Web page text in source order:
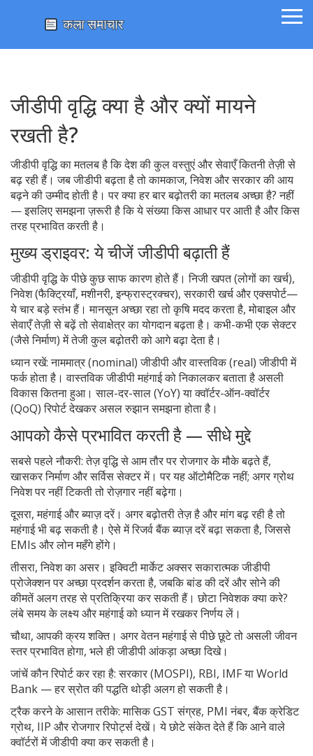
जीडीपी वृद्धि क्या है और क्यों मायने
रखती है?
जीडीपी वृद्धि का मतलब है कि देश की कुल वस्तुएं और सेवाएँ कितनी तेज़ी से
बढ़ रही हैं। जब जीडीपी बढ़ता है तो कामकाज, निवेश और सरकार की आय
बढ़ने की उम्मीद होती है। पर क्या हर बार बढ़ोतरी का मतलब अच्छा है? नहीं
— इसलिए समझना ज़रूरी है कि ये संख्या किस आधार पर आती है और किस
तरह प्रभावित करती है।
मुख्य ड्राइवर: ये चीजें जीडीपी बढ़ाती हैं
जीडीपी वृद्धि के पीछे कुछ साफ कारण होते हैं। निजी खपत (लोगों का खर्च),
निवेश (फैक्ट्रियाँ, मशीनरी, इन्फ्रास्ट्रक्चर), सरकारी खर्च और एक्सपोर्ट—
ये चार बड़े स्तंभ हैं। मानसून अच्छा रहा तो कृषि मदद करता है, मोबाइल और
सेवाएँ तेज़ी से बढ़ें तो सेवाक्षेत्र का योगदान बढ़ता है। कभी-कभी एक सेक्टर
(जैसे निर्माण) में तेजी कुल बढ़ोतरी को आगे बढ़ा देता है।
ध्यान रखें: नाममात्र (nominal) जीडीपी और वास्तविक (real) जीडीपी में
फर्क होता है। वास्तविक जीडीपी महंगाई को निकालकर बताता है असली
विकास कितना हुआ। साल-दर-साल (YoY) या क्वॉर्टर-ऑन-क्वॉर्टर
(QoQ) रिपोर्ट देखकर असल रुझान समझना होता है।
आपको कैसे प्रभावित करती है — सीधे मुद्दे
सबसे पहले नौकरी: तेज़ वृद्धि से आम तौर पर रोजगार के मौके बढ़ते हैं,
खासकर निर्माण और सर्विस सेक्टर में। पर यह ऑटोमैटिक नहीं; अगर ग्रोथ
निवेश पर नहीं टिकती तो रोज़गार नहीं बढ़ेगा।
दूसरा, महंगाई और ब्याज़ दरें। अगर बढ़ोतरी तेज़ है और मांग बढ़ रही है तो
महंगाई भी बढ़ सकती है। ऐसे में रिजर्व बैंक ब्याज़ दरें बढ़ा सकता है, जिससे
EMIs और लोन महँगे होंगे।
तीसरा, निवेश का असर। इक्विटी मार्केट अक्सर सकारात्मक जीडीपी
प्रोजेक्शन पर अच्छा प्रदर्शन करता है, जबकि बांड की दरें और सोने की
कीमतें अलग तरह से प्रतिक्रिया कर सकती हैं। छोटा निवेशक क्या करे?
लंबे समय के लक्ष्य और महंगाई को ध्यान में रखकर निर्णय लें।
चौथा, आपकी क्रय शक्ति। अगर वेतन महंगाई से पीछे छूटे तो असली जीवन
स्तर प्रभावित होगा, भले ही जीडीपी आंकड़ा अच्छा दिखे।
जांचें कौन रिपोर्ट कर रहा है: सरकार (MOSPI), RBI, IMF या World
Bank — हर स्रोत की पद्धति थोड़ी अलग हो सकती है।
ट्रैक करने के आसान तरीके: मासिक GST संग्रह, PMI नंबर, बैंक क्रेडिट
ग्रोथ, IIP और रोजगार रिपोर्ट्स देखें। ये छोटे संकेत देते हैं कि आने वाले
क्वॉर्टरों में जीडीपी क्या कर सकती है।